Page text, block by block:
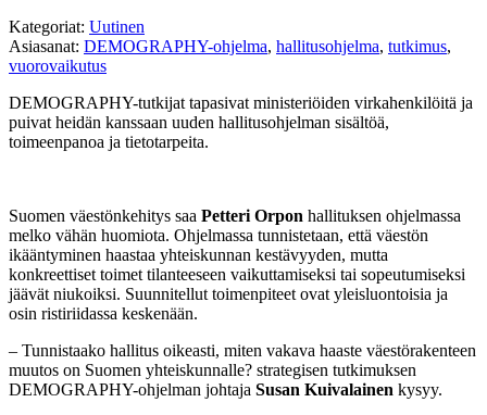
Kategoriat: Uutinen
Asiasanat: DEMOGRAPHY-ohjelma, hallitusohjelma, tutkimus,
vuorovaikutus
DEMOGRAPHY-tutkijat tapasivat ministeriöiden virkahenkilöitä ja
puivat heidän kanssaan uuden hallitusohjelman sisältöä,
toimeenpanoa ja tietotarpeita.
Suomen väestönkehitys saa Petteri Orpon hallituksen ohjelmassa
melko vähän huomiota. Ohjelmassa tunnistetaan, että väestön
ikääntyminen haastaa yhteiskunnan kestävyyden, mutta ​
konkreettiset toimet tilanteeseen vaikuttamiseksi tai sopeutumiseksi
jäävät niukoiksi. Suunnitellut toimenpiteet ovat yleisluontoisia ja
osin ristiriidassa keskenään.
– Tunnistaako hallitus oikeasti, miten vakava haaste väestörakenteen
muutos on Suomen yhteiskunnalle? strategisen tutkimuksen
DEMOGRAPHY-ohjelman johtaja Susan Kuivalainen kysyy.